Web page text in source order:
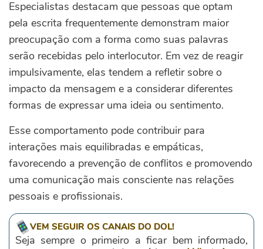
Especialistas destacam que pessoas que optam
pela escrita frequentemente demonstram maior
preocupação com a forma como suas palavras
serão recebidas pelo interlocutor. Em vez de reagir
impulsivamente, elas tendem a refletir sobre o
impacto da mensagem e a considerar diferentes
formas de expressar uma ideia ou sentimento.
Esse comportamento pode contribuir para
interações mais equilibradas e empáticas,
favorecendo a prevenção de conflitos e promovendo
uma comunicação mais consciente nas relações
pessoais e profissionais.
VEM SEGUIR OS CANAIS DO DOL!
Seja sempre o primeiro a ficar bem informado,